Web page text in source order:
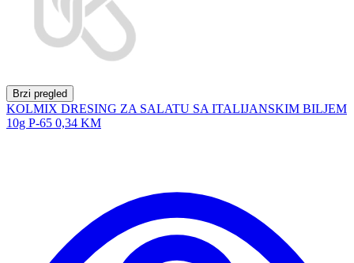
Brzi pregled
KOLMIX DRESING ZA SALATU SA ITALIJANSKIM BILJEM
10g P-65 0,34 KM